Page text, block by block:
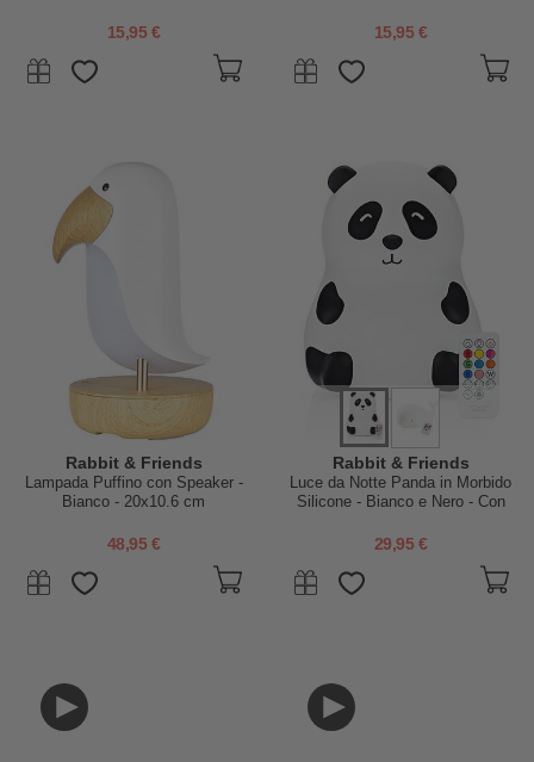
15,95 € 15,95 €
Rabbit & Friends
Lampada Puffino con Speaker -
Bianco - 20x10.6 cm
48,95 €
Rabbit & Friends
Luce da Notte Panda in Morbido
Silicone - Bianco e Nero - Con
29,95 €